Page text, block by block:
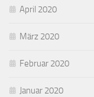
April 2020
März 2020
Februar 2020
Januar 2020